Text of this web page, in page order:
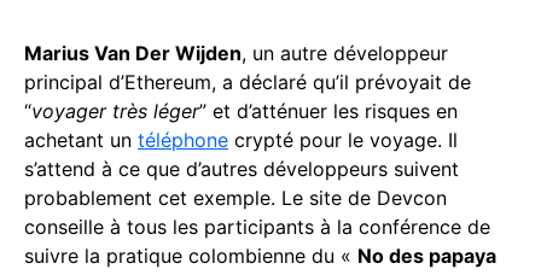
Marius Van Der Wijden, un autre développeur
principal d’Ethereum, a déclaré qu’il prévoyait de
“voyager très léger” et d’atténuer les risques en
achetant un téléphone crypté pour le voyage. Il
s’attend à ce que d’autres développeurs suivent
probablement cet exemple. Le site de Devcon
conseille à tous les participants à la conférence de
suivre la pratique colombienne du « No des papaya